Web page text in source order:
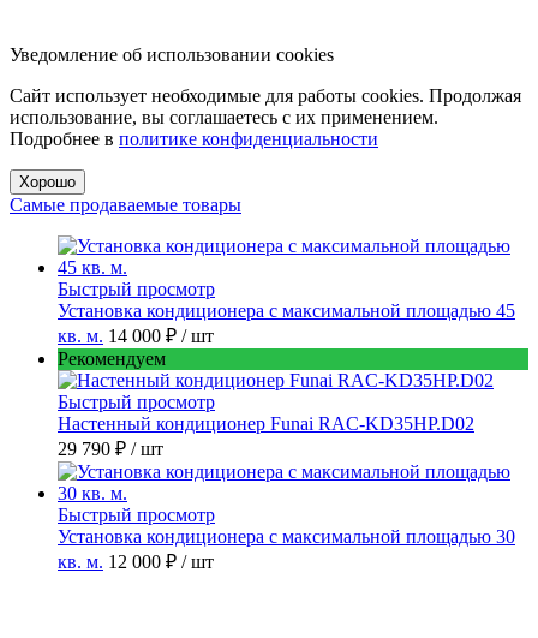
Уведомление об использовании cookies
Сайт использует необходимые для работы cookies. Продолжая
использование, вы соглашаетесь с их применением.
Подробнее в политике конфиденциальности
Хорошо
Самые продаваемые товары
Быстрый просмотр
Установка кондиционера с максимальной площадью 45
кв. м. 14 000 ₽ / шт
Рекомендуем
Быстрый просмотр
Настенный кондиционер Funai RAC-KD35HP.D02
29 790 ₽ / шт
Быстрый просмотр
Установка кондиционера с максимальной площадью 30
кв. м. 12 000 ₽ / шт